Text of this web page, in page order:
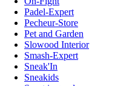
Padel-Expert
Pecheur-Store
Pet and Garden
Slowood Interior
Smash-Expert
Sneak'In
Sneakids